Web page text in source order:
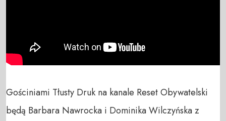
Gościniami Tłusty Druk na kanale Reset Obywatelski
będą Barbara Nawrocka i Dominika Wilczyńska z